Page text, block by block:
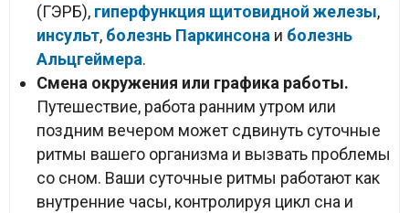
(ГЭРБ), гиперфункция щитовидной железы,
инсульт, болезнь Паркинсона и болезнь
Альцгеймера.
Смена окружения или графика работы.
Путешествие, работа ранним утром или
поздним вечером может сдвинуть суточные
ритмы вашего организма и вызвать проблемы
со сном. Ваши суточные ритмы работают как
внутренние часы, контролируя цикл сна и